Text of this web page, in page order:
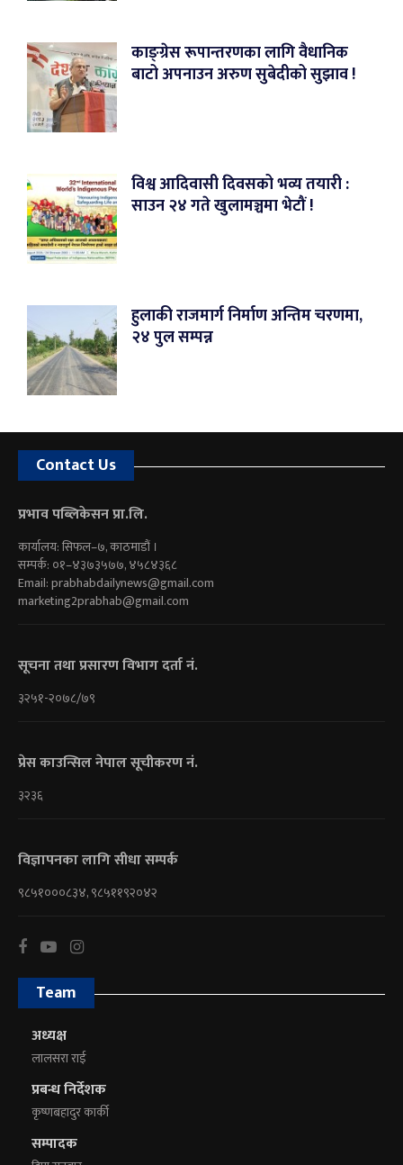
काङ्ग्रेस रूपान्तरणका लागि वैधानिक
बाटो अपनाउन अरुण सुबेदीको सुझाव !
विश्व आदिवासी दिवसको भव्य तयारी :
साउन २४ गते खुलामञ्चमा भेटौं !
हुलाकी राजमार्ग निर्माण अन्तिम चरणमा,
२४ पुल सम्पन्न
Contact Us
प्रभाव पब्लिकेसन प्रा.लि.
कार्यालय: सिफल–७, काठमाडौं ।
सम्पर्क: ०१–४३७३५७७, ४५८४३६८
Email:prabhabdailynews@gmail.com
marketing2prabhab@gmail.com
सूचना तथा प्रसारण विभाग दर्ता नं.
३२५१-२०७८/७९
प्रेस काउन्सिल नेपाल सूचीकरण नं.
३२३६
विज्ञापनका लागि सीधा सम्पर्क
९८५१०००८३४, ९८५११९२०४२
Team
अध्यक्ष
लालसरा राई
प्रबन्ध निर्देशक
कृष्णबहादुर कार्की
सम्पादक